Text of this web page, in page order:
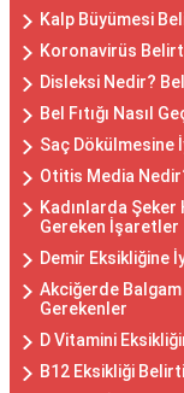
Kalp Büyümesi
Koronavirüs
Disleksi Nedir?
Bel Fıtığı Nasıl
Saç Dökülmesine
Otitis Media
Kadınlarda
Gereken İşaretler
Demir Eksikliğine
Akciğerde
Gerekenler
D Vitamini
B12 Eksikliği